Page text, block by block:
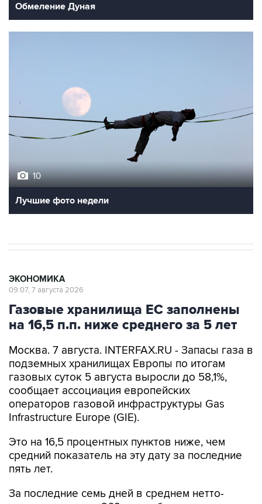
Обмеление Дуная
10
Лучшие фото недели
ЭКОНОМИКА
09:07, 7 августа 2026
Газовые хранилища ЕС заполнены
на 16,5 п.п. ниже среднего за 5 лет
Москва. 7 августа. INTERFAX.RU - Запасы газа в
подземных хранилищах Европы по итогам
газовых суток 5 августа выросли до 58,1%,
сообщает ассоциация европейских
операторов газовой инфраструктуры Gas
Infrastructure Europe (GIE).
Это на 16,5 процентных пунктов ниже, чем
средний показатель на эту дату за последние
пять лет.
За последние семь дней в среднем нетто-